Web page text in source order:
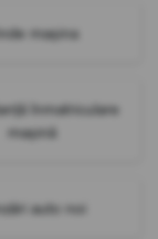
mașina
înmatriculare
mașină
auto noi